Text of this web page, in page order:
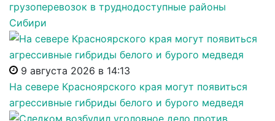
грузоперевозок в труднодоступные районы
Сибири
9 августа 2026 в 14:13
На севере Красноярского края могут появиться
агрессивные гибриды белого и бурого медведя